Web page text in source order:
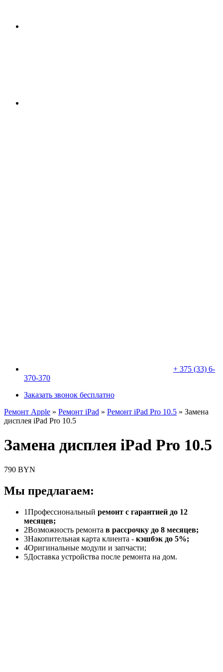
+ 375 (33) 6-
370-370
Заказать звонок бесплатно
Ремонт Apple » Ремонт iPad » Ремонт iPad Pro 10.5 » Замена
дисплея iPad Pro 10.5
Замена дисплея iPad Pro 10.5
790 BYN
Мы предлагаем:
1Профессиональный ремонт с гарантией до 12
месяцев;
2Возможность ремонта в рассрочку до 8 месяцев;
3Накопительная карта клиента - кэшбэк до 5%;
4Оригинальные модули и запчасти;
5Доставка устройства после ремонта на дом.